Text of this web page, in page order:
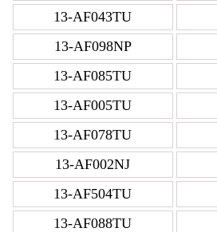
13-AF043TU
13-AF098NP
13-AF085TU
13-AF005TU
13-AF078TU
13-AF002NJ
13-AF504TU
13-AF088TU